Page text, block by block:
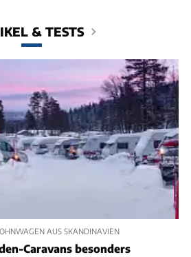
& TESTS
AUS SKANDINAVIEN
Caravans besonders